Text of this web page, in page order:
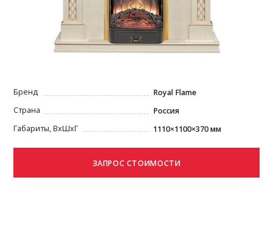
Бренд
Royal Flame
Страна
Россия
Габариты, ВxШxГ
1110×1100×370 мм